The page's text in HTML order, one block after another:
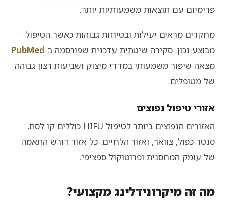
פרימיום עם תוצאות משמעותיות יותר.
מחקרים מראים יעילות ובטיחות גבוהות כאשר הטיפול
מבוצע נכון. סקירה שיטתית עדכנית שפורסמה ב-PubMed
מצאה שיפור משמעותי במדדי מיצוק ושביעות רצון גבוהה
של מטופלים.
אזורי טיפול נפוצים
האזורים הנפוצים ביותר לטיפול HIFU כוללים קו לסת,
סנטר כפול, צוואר, ואזור הלחיים. כל אזור דורש התאמה
של עומק המחסנית ופרוטוקול ספציפי.
מה זה מיקרונידלינג מקצועי?